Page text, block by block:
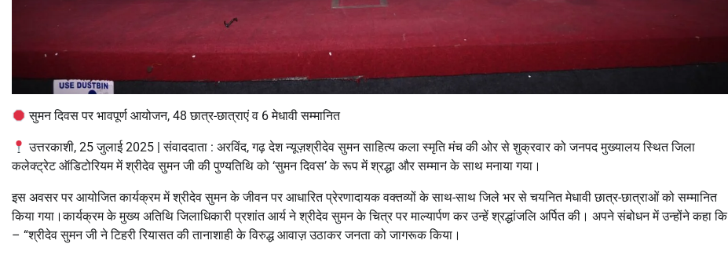
सुमन दिवस पर भावपूर्ण आयोजन, 48 छात्र-छात्राएं व 6 मेधावी सम्मानित
उत्तरकाशी, 25 जुलाई 2025 | संवाददाता : अरविंद, गढ़ देश न्यूज़श्रीदेव सुमन साहित्य कला स्मृति मंच की ओर से शुक्रवार को जनपद मुख्यालय स्थित जिला
कलेक्ट्रेट ऑडिटोरियम में श्रीदेव सुमन जी की पुण्यतिथि को ‘सुमन दिवस’ के रूप में श्रद्धा और सम्मान के साथ मनाया गया।
इस अवसर पर आयोजित कार्यक्रम में श्रीदेव सुमन के जीवन पर आधारित प्रेरणादायक वक्तव्यों के साथ-साथ जिले भर से चयनित मेधावी छात्र-छात्राओं को सम्मानित
किया गया।कार्यक्रम के मुख्य अतिथि जिलाधिकारी प्रशांत आर्य ने श्रीदेव सुमन के चित्र पर माल्यार्पण कर उन्हें श्रद्धांजलि अर्पित की। अपने संबोधन में उन्होंने कहा कि
– “श्रीदेव सुमन जी ने टिहरी रियासत की तानाशाही के विरुद्ध आवाज़ उठाकर जनता को जागरूक किया।